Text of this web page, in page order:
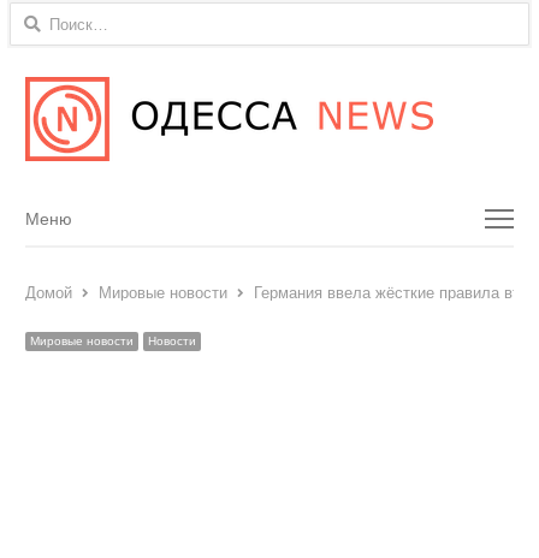
Найти:
Menu
Меню
Домой Мировые новости Германия ввела жёсткие правила
Мировые новости Новости